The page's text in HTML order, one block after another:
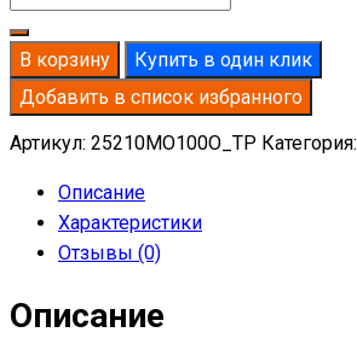
товара
Отвод
базальтовый
D210-
T25
100
оцинкованной
толщиной
В корзину
Купить в один клик
Добавить в список избранного
Артикул: 25210MO100O_TP Категория:
Описание
Характеристики
Отзывы (0)
Описание